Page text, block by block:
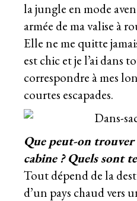
la jungle en mode
armée de ma valise à
Elle ne me quitte
est chic et je l’ai dans
correspondre à mes
courtes escapades.
Que peut-on trouver
cabine ? Quels sont
Tout dépend de la
d’un pays chaud vers